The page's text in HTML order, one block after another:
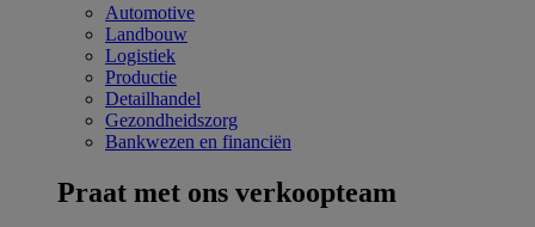
Automotive
Landbouw
Logistiek
Productie
Detailhandel
Gezondheidszorg
Bankwezen en financiën
Praat met ons verkoopteam